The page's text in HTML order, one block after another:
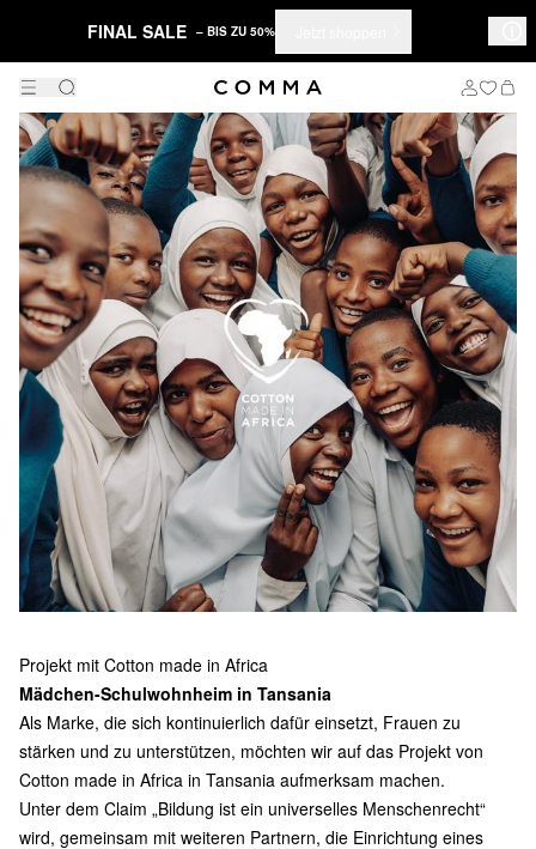
FINAL SALE – BIS ZU 50%
Projekt mit Cotton made in Africa
Mädchen-Schulwohnheim in Tansania
Als Marke, die sich kontinuierlich dafür einsetzt, Frauen zu
stärken und zu unterstützen, möchten wir auf das Projekt von
Cotton made in Africa in Tansania aufmerksam machen.
Unter dem Claim „Bildung ist ein universelles Menschenrecht“
wird, gemeinsam mit weiteren Partnern, die Einrichtung eines